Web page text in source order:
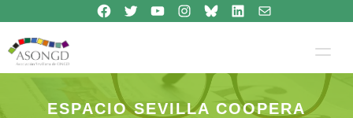
contenido
Síguenos en Facebook
Síguenos en TwitterSíguenos en Youtube
Síguenos en Instagram
Bluesky
Síguenos en Linkedincontacto
ESPACIO SEVILLA COOPERA